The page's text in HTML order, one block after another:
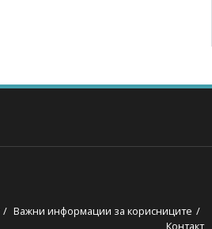
Важни информации за корисниците
Контакт